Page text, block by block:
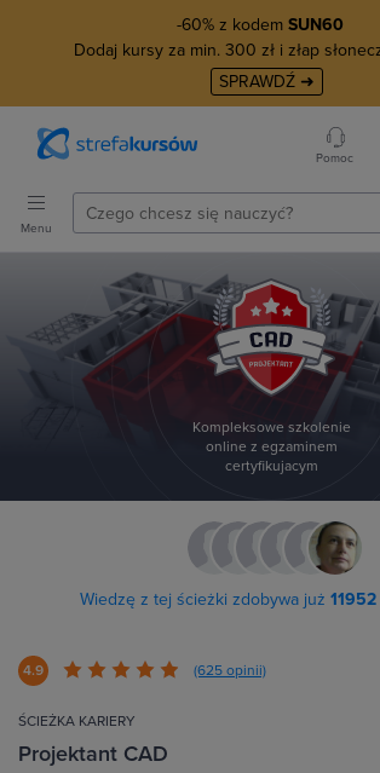
-60% z kodem SUN60
Dodaj kursy za min. 300 zł i złap
SPRAWDŹ ➜
Pomoc
Menu
Kompleksowe szkolenie
online z egzaminem
certyfikujacym
Wiedzę z tej ścieżki zdobywa już 11952
4.9 (625 opinii)
ŚCIEŻKA KARIERY
Projektant CAD